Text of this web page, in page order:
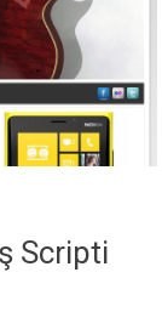
Scripti